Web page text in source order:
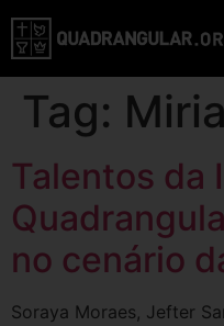
Tag:
Talentos da
no cenário
Soraya Moraes, Jefter